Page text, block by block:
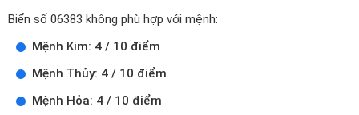
Biển số 06383 không phù hợp với mệnh:
Mệnh Kim: 4 / 10 điểm
Mệnh Thủy: 4 / 10 điểm
Mệnh Hỏa: 4 / 10 điểm